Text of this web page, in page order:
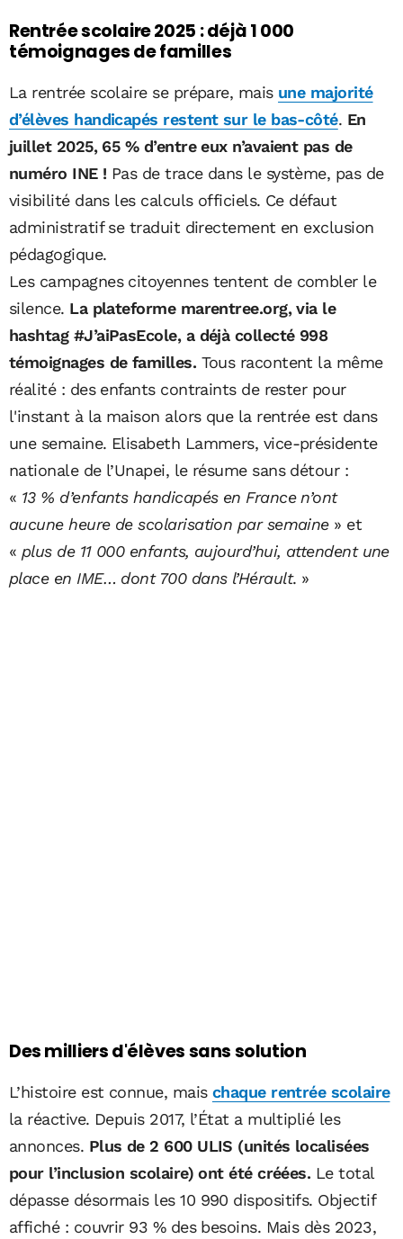
Rentrée scolaire 2025 : déjà 1 000
témoignages de familles
La rentrée scolaire se prépare, mais une majorité
d’élèves handicapés restent sur le bas-côté. En
juillet 2025, 65 % d’entre eux n’avaient pas de
numéro INE ! Pas de trace dans le système, pas de
visibilité dans les calculs officiels. Ce défaut
administratif se traduit directement en exclusion
pédagogique.
Les campagnes citoyennes tentent de combler le
silence. La plateforme marentree.org, via le
hashtag #J’aiPasEcole, a déjà collecté 998
témoignages de familles. Tous racontent la même
réalité : des enfants contraints de rester pour
l'instant à la maison alors que la rentrée est dans
une semaine. Elisabeth Lammers, vice-présidente
nationale de l’Unapei, le résume sans détour :
« 13 % d’enfants handicapés en France n’ont
aucune heure de scolarisation par semaine» et
« plus de 11 000 enfants, aujourd’hui, attendent une
place en IME… dont 700 dans l’Hérault. »
Des milliers d'élèves sans solution
L’histoire est connue, mais chaque rentrée scolaire
la réactive. Depuis 2017, l’État a multiplié les
annonces. Plus de 2 600 ULIS (unités localisées
pour l’inclusion scolaire) ont été créées. Le total
dépasse désormais les 10 990 dispositifs. Objectif
affiché : couvrir 93 % des besoins. Mais dès 2023,